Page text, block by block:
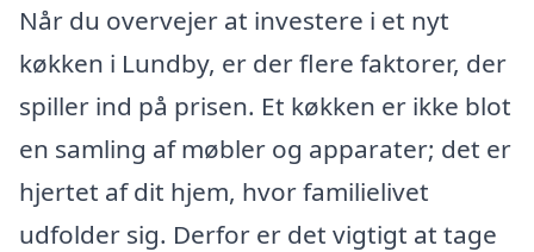
Når du overvejer at investere i et nyt
køkken i Lundby, er der flere faktorer, der
spiller ind på prisen. Et køkken er ikke blot
en samling af møbler og apparater; det er
hjertet af dit hjem, hvor familielivet
udfolder sig. Derfor er det vigtigt at tage